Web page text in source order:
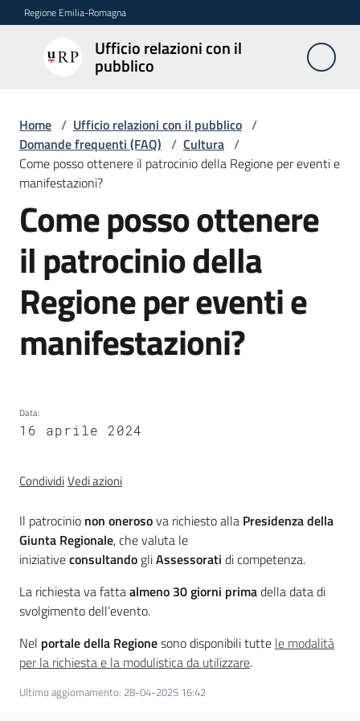
Vai al contenuto
Vai alla navigazione
Vai al footer
Regione Emilia-Romagna
Ufficio relazioni con il
pubblico
Ufficio
relazioni
pubblico
Novità
Servizi
dell'Urp
Accesso
e
Domande
(FAQ)
P
e
r
o
n
e
e
o
r
Home / Ufficio relazioni con il pubblico /
Domande frequenti (FAQ) / Cultura /
Come posso ottenere il patrocinio della Regione per eventi e
manifestazioni?
Salta al contenuto
Come posso ottenere
il patrocinio della
Regione per eventi e
manifestazioni?
Data:
16 aprile 2024
CondividiVedi azioni
Il patrocinio non onerosova richiesto alla Presidenza della
Giunta Regionale, che valuta le
iniziativeconsultando gliAssessorati di competenza.
La richiesta va fattaalmeno 30 giorni primadella data di
svolgimento dell’evento.
Nel portale della Regionesono disponibili tutte le modalità
per la richiesta e la modulistica da utilizzare.
Ultimo aggiornamento: 28-04-2025 16:42